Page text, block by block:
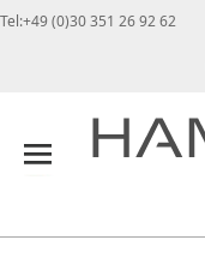
Tel:+49 (0)30 351 26 92 62